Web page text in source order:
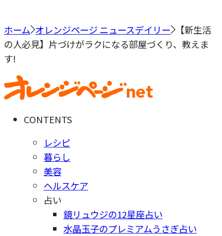
ホーム オレンジページ ニュースデイリー
【新生活
の人必見】片づけがラクになる部屋づくり、教えま
す!
CONTENTS
レシピ
暮らし
美容
ヘルスケア
占い
鏡リュウジの12星座占い
水晶玉子のプレミアムうさぎ占い